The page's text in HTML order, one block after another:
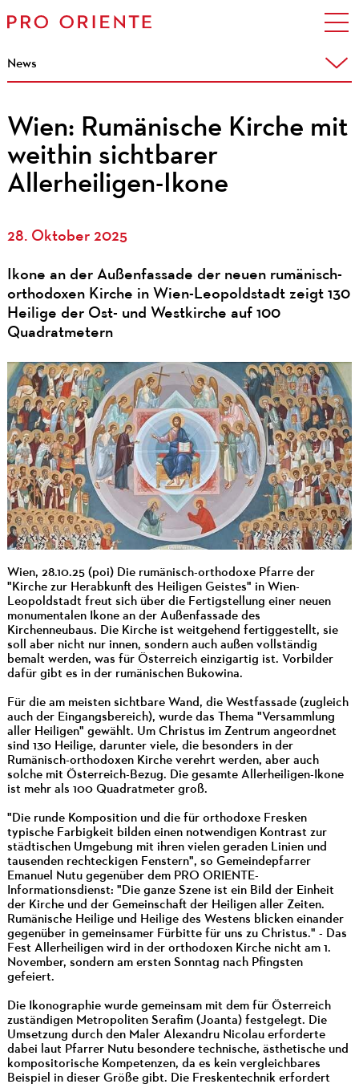
News
Wien: Rumänische Kirche mit
weithin sichtbarer
Allerheiligen-Ikone
28. Oktober 2025
Ikone an der Außenfassade der neuen rumänisch-
orthodoxen Kirche in Wien-Leopoldstadt zeigt 130
Heilige der Ost- und Westkirche auf 100
Quadratmetern
Wien, 28.10.25 (poi) Die rumänisch-orthodoxe Pfarre der
"Kirche zur Herabkunft des Heiligen Geistes" in Wien-
Leopoldstadt freut sich über die Fertigstellung einer neuen
monumentalen Ikone an der Außenfassade des
Kirchenneubaus. Die Kirche ist weitgehend fertiggestellt, sie
soll aber nicht nur innen, sondern auch außen vollständig
bemalt werden, was für Österreich einzigartig ist. Vorbilder
dafür gibt es in der rumänischen Bukowina.
Für die am meisten sichtbare Wand, die Westfassade (zugleich
auch der Eingangsbereich), wurde das Thema "Versammlung
aller Heiligen" gewählt. Um Christus im Zentrum angeordnet
sind 130 Heilige, darunter viele, die besonders in der
Rumänisch-orthodoxen Kirche verehrt werden, aber auch
solche mit Österreich-Bezug. Die gesamte Allerheiligen-Ikone
ist mehr als 100 Quadratmeter groß.
"Die runde Komposition und die für orthodoxe Fresken
typische Farbigkeit bilden einen notwendigen Kontrast zur
städtischen Umgebung mit ihren vielen geraden Linien und
tausenden rechteckigen Fenstern", so Gemeindepfarrer
Emanuel Nutu gegenüber dem PRO ORIENTE-
Informationsdienst: "Die ganze Szene ist ein Bild der Einheit
der Kirche und der Gemeinschaft der Heiligen aller Zeiten.
Rumänische Heilige und Heilige des Westens blicken einander
gegenüber in gemeinsamer Fürbitte für uns zu Christus." - Das
Fest Allerheiligen wird in der orthodoxen Kirche nicht am 1.
November, sondern am ersten Sonntag nach Pfingsten
gefeiert.
Die Ikonographie wurde gemeinsam mit dem für Österreich
zuständigen Metropoliten Serafim (Joanta) festgelegt. Die
Umsetzung durch den Maler Alexandru Nicolau erforderte
dabei laut Pfarrer Nutu besondere technische, ästhetische und
kompositorische Kompetenzen, da es kein vergleichbares
Beispiel in dieser Größe gibt. Die Freskentechnik erfordert